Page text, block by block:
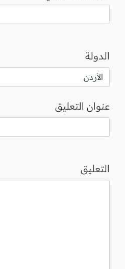
الدولة
عنوان التعليق
التعليق